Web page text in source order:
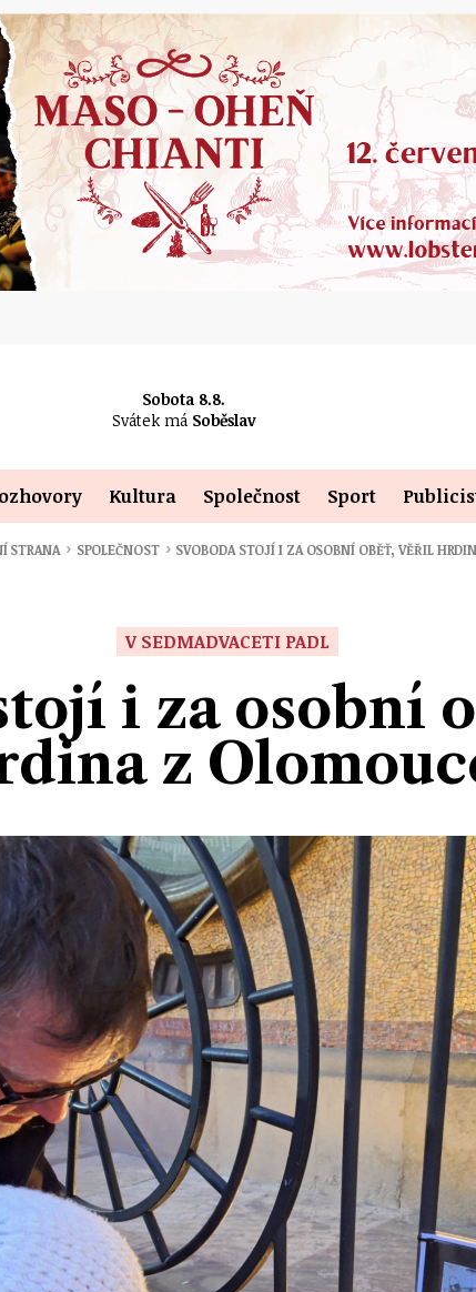
Sobota 8.8.
Svátek má Soběslav
Kultura Společnost Sport
STRANA › SPOLEČNOST › SVOBODA STOJÍ I ZA OSOBNÍ OBĚŤ, VĚŘIL
V SEDMADVACETI PADL
i za osobní
z